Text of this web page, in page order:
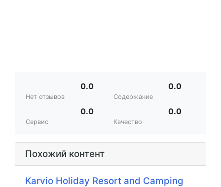
0.0
Нет отзывов
0.0
Содержание
0.0
Сервис
0.0
Качество
Похожий контент
Karvio Holiday Resort and Camping